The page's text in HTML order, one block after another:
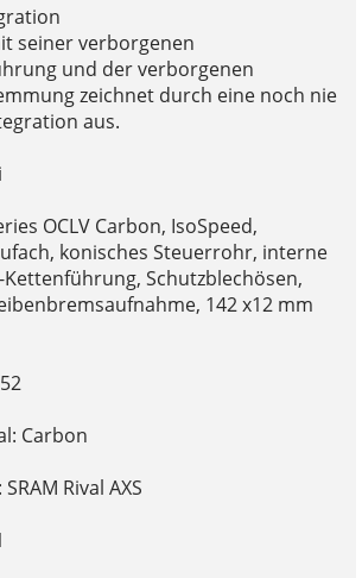
seiner verborgenen
und der verborgenen
zeichnet durch eine noch nie
aus.
OCLV Carbon, IsoSpeed,
konisches Steuerrohr, interne
Schutzblechösen,
142 x12 mm
Carbon
Rival AXS